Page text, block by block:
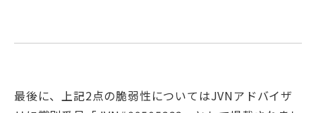
最後に、上記2点の脆弱性についてはJVNアドバイザ